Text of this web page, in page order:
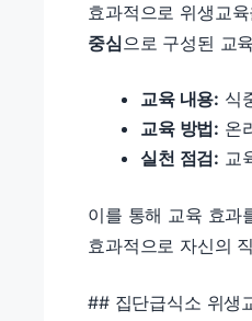
효과적으로 위생교
중심으로 구성된 교
교육 내용: 식
교육 방법: 온
실천 점검: 교
이를 통해 교육 효과
효과적으로 자신의
## 집단급식소 위생